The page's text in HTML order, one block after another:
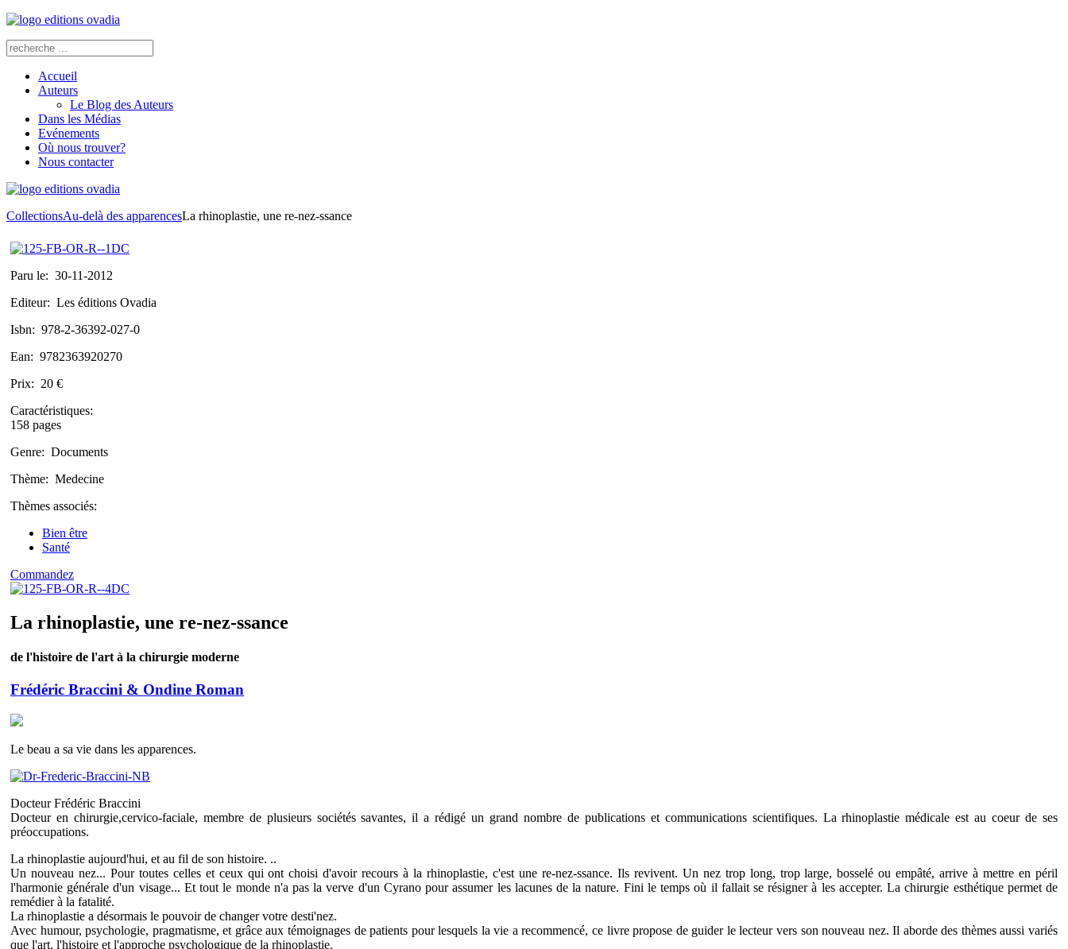
Accueil
Auteurs
Le Blog des Auteurs
Dans les Médias
Evénements
Où nous trouver?
Nous contacter
CollectionsAu-delà des apparencesLa rhinoplastie, une re-nez-ssance
Paru le: 30-11-2012
Editeur: Les éditions Ovadia
Isbn: 978-2-36392-027-0
Ean: 9782363920270
Prix: 20 €
Caractéristiques:
158 pages
Genre: Documents
Thème: Medecine
Thèmes associés:
Bien être
Santé
Commandez
La rhinoplastie, une re-nez-ssance
de l'histoire de l'art à la chirurgie moderne
Frédéric Braccini & Ondine Roman
Le beau a sa vie dans les apparences.
Docteur Frédéric Braccini
Docteur en chirurgie,cervico-faciale, membre de plusieurs sociétés savantes, il a rédigé un grand nombre de publications et communications scientifiques. La rhinoplastie médicale est au coeur de ses
préoccupations.
La rhinoplastie aujourd'hui, et au fil de son histoire. ..
Un nouveau nez... Pour toutes celles et ceux qui ont choisi d'avoir recours à la rhinoplastie, c'est une re-nez-ssance. Ils revivent. Un nez trop long, trop large, bosselé ou empâté, arrive à mettre en péril
l'harmonie générale d'un visage... Et tout le monde n'a pas la verve d'un Cyrano pour assumer les lacunes de la nature. Fini le temps où il fallait se résigner à les accepter. La chirurgie esthétique permet de
remédier à la fatalité.
La rhinoplastie a désormais le pouvoir de changer votre desti'nez.
Avec humour, psychologie, pragmatisme, et grâce aux témoignages de patients pour lesquels la vie a recommencé, ce livre propose de guider le lecteur vers son nouveau nez. Il aborde des thèmes aussi variés
que l'art, l'histoire et l'approche psychologique de la rhinoplastie.